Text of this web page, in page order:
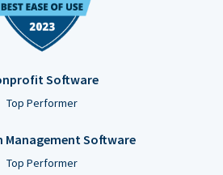
Software
Top Performer
Management Software
Top Performer